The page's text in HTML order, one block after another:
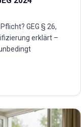
GEG § 26,
erklärt –